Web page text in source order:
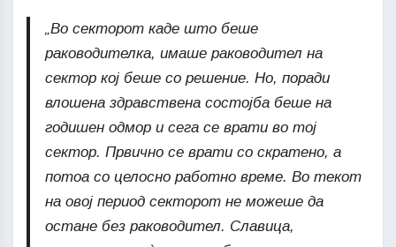
„Во секторот каде што беше
раководителка, имаше раководител на
сектор кој беше со решение. Но, поради
влошена здравствена состојба беше на
годишен одмор и сега се врати во тој
сектор. Првично се врати со скратено, а
потоа со целосно работно време. Во текот
на овој период секторот не можеше да
остане без раководител. Славица,